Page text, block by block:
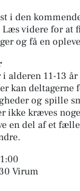
i den
videre for at
og få en
alderen 11-13
kan deltagerne
og spille
ikke kræves
en del af et
Virum